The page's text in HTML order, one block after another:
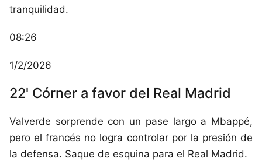
tranquilidad.
08:26
1/2/2026
22' Córner a favor del Real Madrid
Valverde sorprende con un pase largo a Mbappé,
pero el francés no logra controlar por la presión de
la defensa. Saque de esquina para el Real Madrid.